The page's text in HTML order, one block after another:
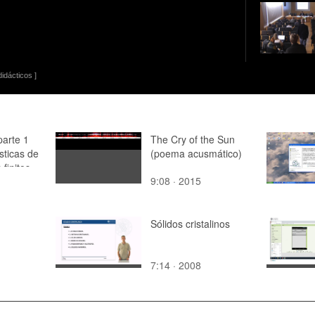
]
1
de
finitos
en
The Cry of the Sun
(poema acusmático)
9:08 · 2015
Sólidos cristalinos
7:14 · 2008